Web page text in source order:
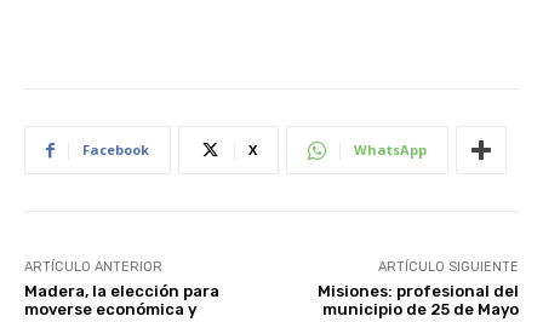
Facebook X WhatsApp
ARTÍCULO ANTERIOR
Madera, la elección para
moverse económica y
ARTÍCULO SIGUIENTE
Misiones: profesional del
municipio de 25 de Mayo